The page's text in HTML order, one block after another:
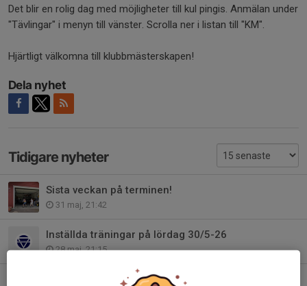
Det blir en rolig dag med möjligheter till kul pingis. Anmälan under
"Tävlingar" i menyn till vänster. Scrolla ner i listan till "KM".
Hjärtligt välkomna till klubbmästerskapen!
Dela nyhet
Tidigare nyheter
Sista veckan på terminen!
31 maj, 21:42
Inställda träningar på lördag 30/5-26
28 maj, 21:15